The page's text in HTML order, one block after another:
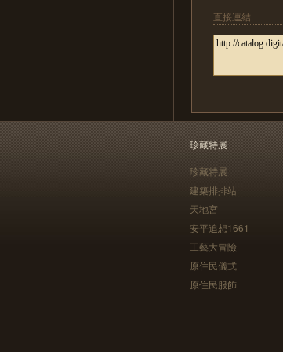
直接連結
珍藏特展
珍藏特展
建築排排站
天地宮
安平追想1661
工藝大冒險
原住民儀式
原住民服飾